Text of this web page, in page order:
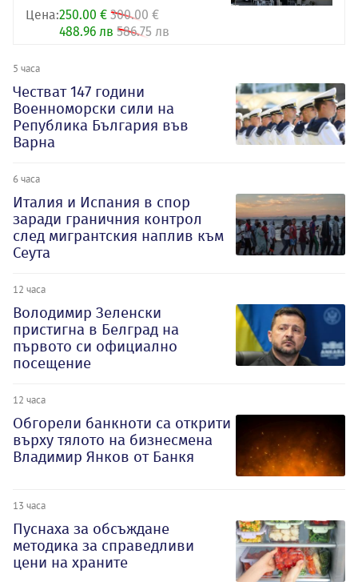
Цена:250.00 € 300.00 €
488.96 лв 586.75 лв
5 часа
Честват 147 години
Военноморски сили на
Република България във
Варна
6 часа
Италия и Испания в спор
заради граничния контрол
след мигрантския наплив към
Сеута
12 часа
Володимир Зеленски
пристигна в Белград на
първото си официално
посещение
12 часа
Обгорели банкноти са открити
върху тялото на бизнесмена
Владимир Янков от Банкя
13 часа
Пуснаха за обсъждане
методика за справедливи
цени на храните